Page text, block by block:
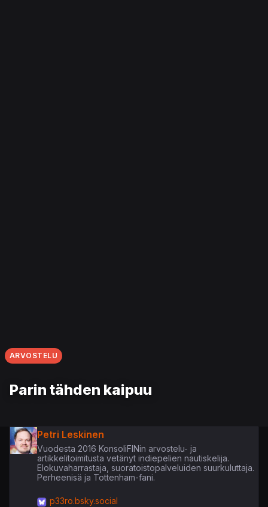
ARVOSTELU
Parin tähden kaipuu
Petri Leskinen
Vuodesta 2016 KonsoliFINin arvostelu- ja
artikkelitoimitusta vetänyt indiepelien nautiskelija.
Elokuvaharrastaja, suoratoistopalveluiden suurkuluttaja.
Perheenisä ja Tottenham-fani.
p33ro.bsky.social